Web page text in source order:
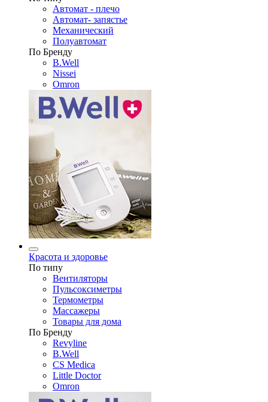
Автомат - плечо
Автомат- запястье
Механический
Полуавтомат
По Бренду
B.Well
Nissei
Omron
Красота и здоровье
По типу
Вентиляторы
Пульсоксиметры
Термометры
Массажеры
Товары для дома
По Бренду
Revyline
B.Well
CS Medica
Little Doctor
Omron